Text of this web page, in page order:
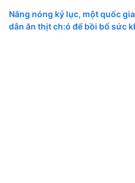
Nắng nóng kỷ lục, một quốc
dân ăn thịt ch:ó để bồi bổ sức